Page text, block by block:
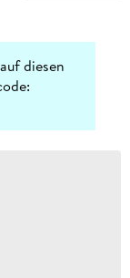
auf diesen